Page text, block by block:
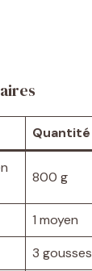
Quantité
800 g
1 moyen
3 gousses